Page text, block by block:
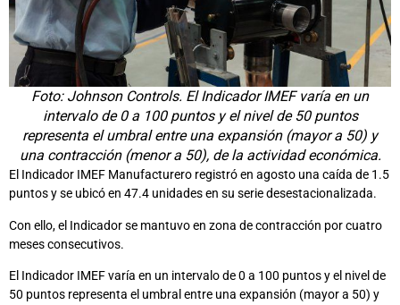
Foto: Johnson Controls. El Indicador IMEF varía en un
intervalo de 0 a 100 puntos y el nivel de 50 puntos
representa el umbral entre una expansión (mayor a 50) y
una contracción (menor a 50), de la actividad económica.
El Indicador IMEF Manufacturero registró en agosto una caída de 1.5
puntos y se ubicó en 47.4 unidades en su serie desestacionalizada.
Con ello, el Indicador se mantuvo en zona de contracción por cuatro
meses consecutivos.
El Indicador IMEF varía en un intervalo de 0 a 100 puntos y el nivel de
50 puntos representa el umbral entre una expansión (mayor a 50) y